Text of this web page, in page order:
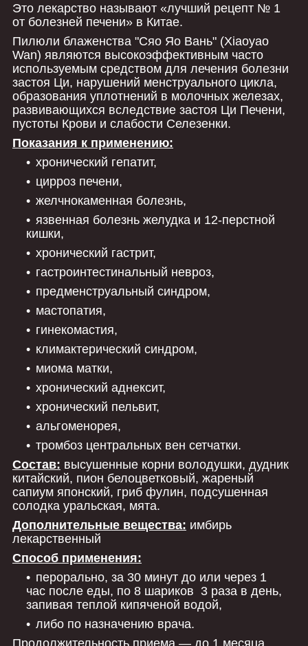
Это лекарство называют «лучший рецепт № 1
от болезней печени» в Китае.
Пилюли блаженства "Сяо Яо Вань" (Xiaoyao
Wan) являются высокоэффективным часто
используемым средством для лечения болезни
застоя Ци, нарушений менструального цикла,
образования уплотнений в молочных железах,
развивающихся вследствие застоя Ци Печени,
пустоты Крови и слабости Селезенки.
Показания к применению:
хронический гепатит,
цирроз печени,
желчнокаменная болезнь,
язвенная болезнь желудка и 12-перстной
кишки,
хронический гастрит,
гастроинтестинальный невроз,
предменструальный синдром,
мастопатия,
гинекомастия,
климактерический синдром,
миома матки,
хронический аднексит,
хронический пельвит,
альгоменорея,
тромбоз центральных вен сетчатки.
Состав: высушенные корни володушки, дудник
китайский, пион белоцветковый, жареный
сапиум японский, гриб фулин, подсушенная
солодка уральская, мята.
Дополнительные вещества: имбирь
лекарственный
Способ применения:
перорально, за 30 минут до или через 1
час после еды, по 8 шариков 3 раза в день,
запивая теплой кипяченой водой,
либо по назначению врача.
Продолжительность приема ― до 1 месяца.